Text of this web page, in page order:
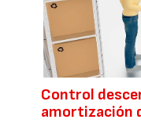
Control
amortización